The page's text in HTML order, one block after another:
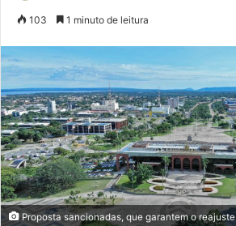
e
u
m
e
-
m
a
i
103 1 minuto de leitura
Proposta sancionadas, que garantem o